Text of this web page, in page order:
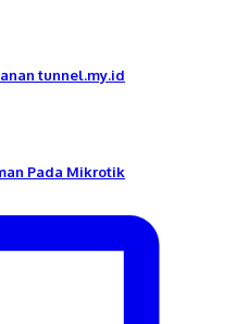
tunnel.my.id
Pada Mikrotik